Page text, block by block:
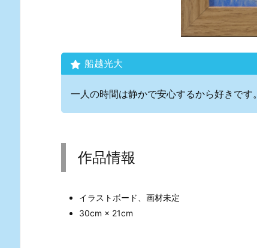
船越光大
一人の時間は静かで安心するから好きです。
作品情報
イラストボード、画材未定
30cm × 21cm